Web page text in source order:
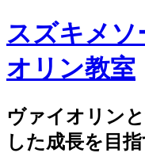
スズキメソ
オリン教室
ヴァイオリン
した成長を目